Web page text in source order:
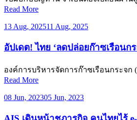
Read More
13 Aug, 202511 Aug, 2025
อัปเดต! ไทย ‘ลดปล่อยก๊าซเรือนก
องค์การบริหารจัดการก๊าซเรือนกระจก
Read More
08 Jun, 202305 Jun, 2023